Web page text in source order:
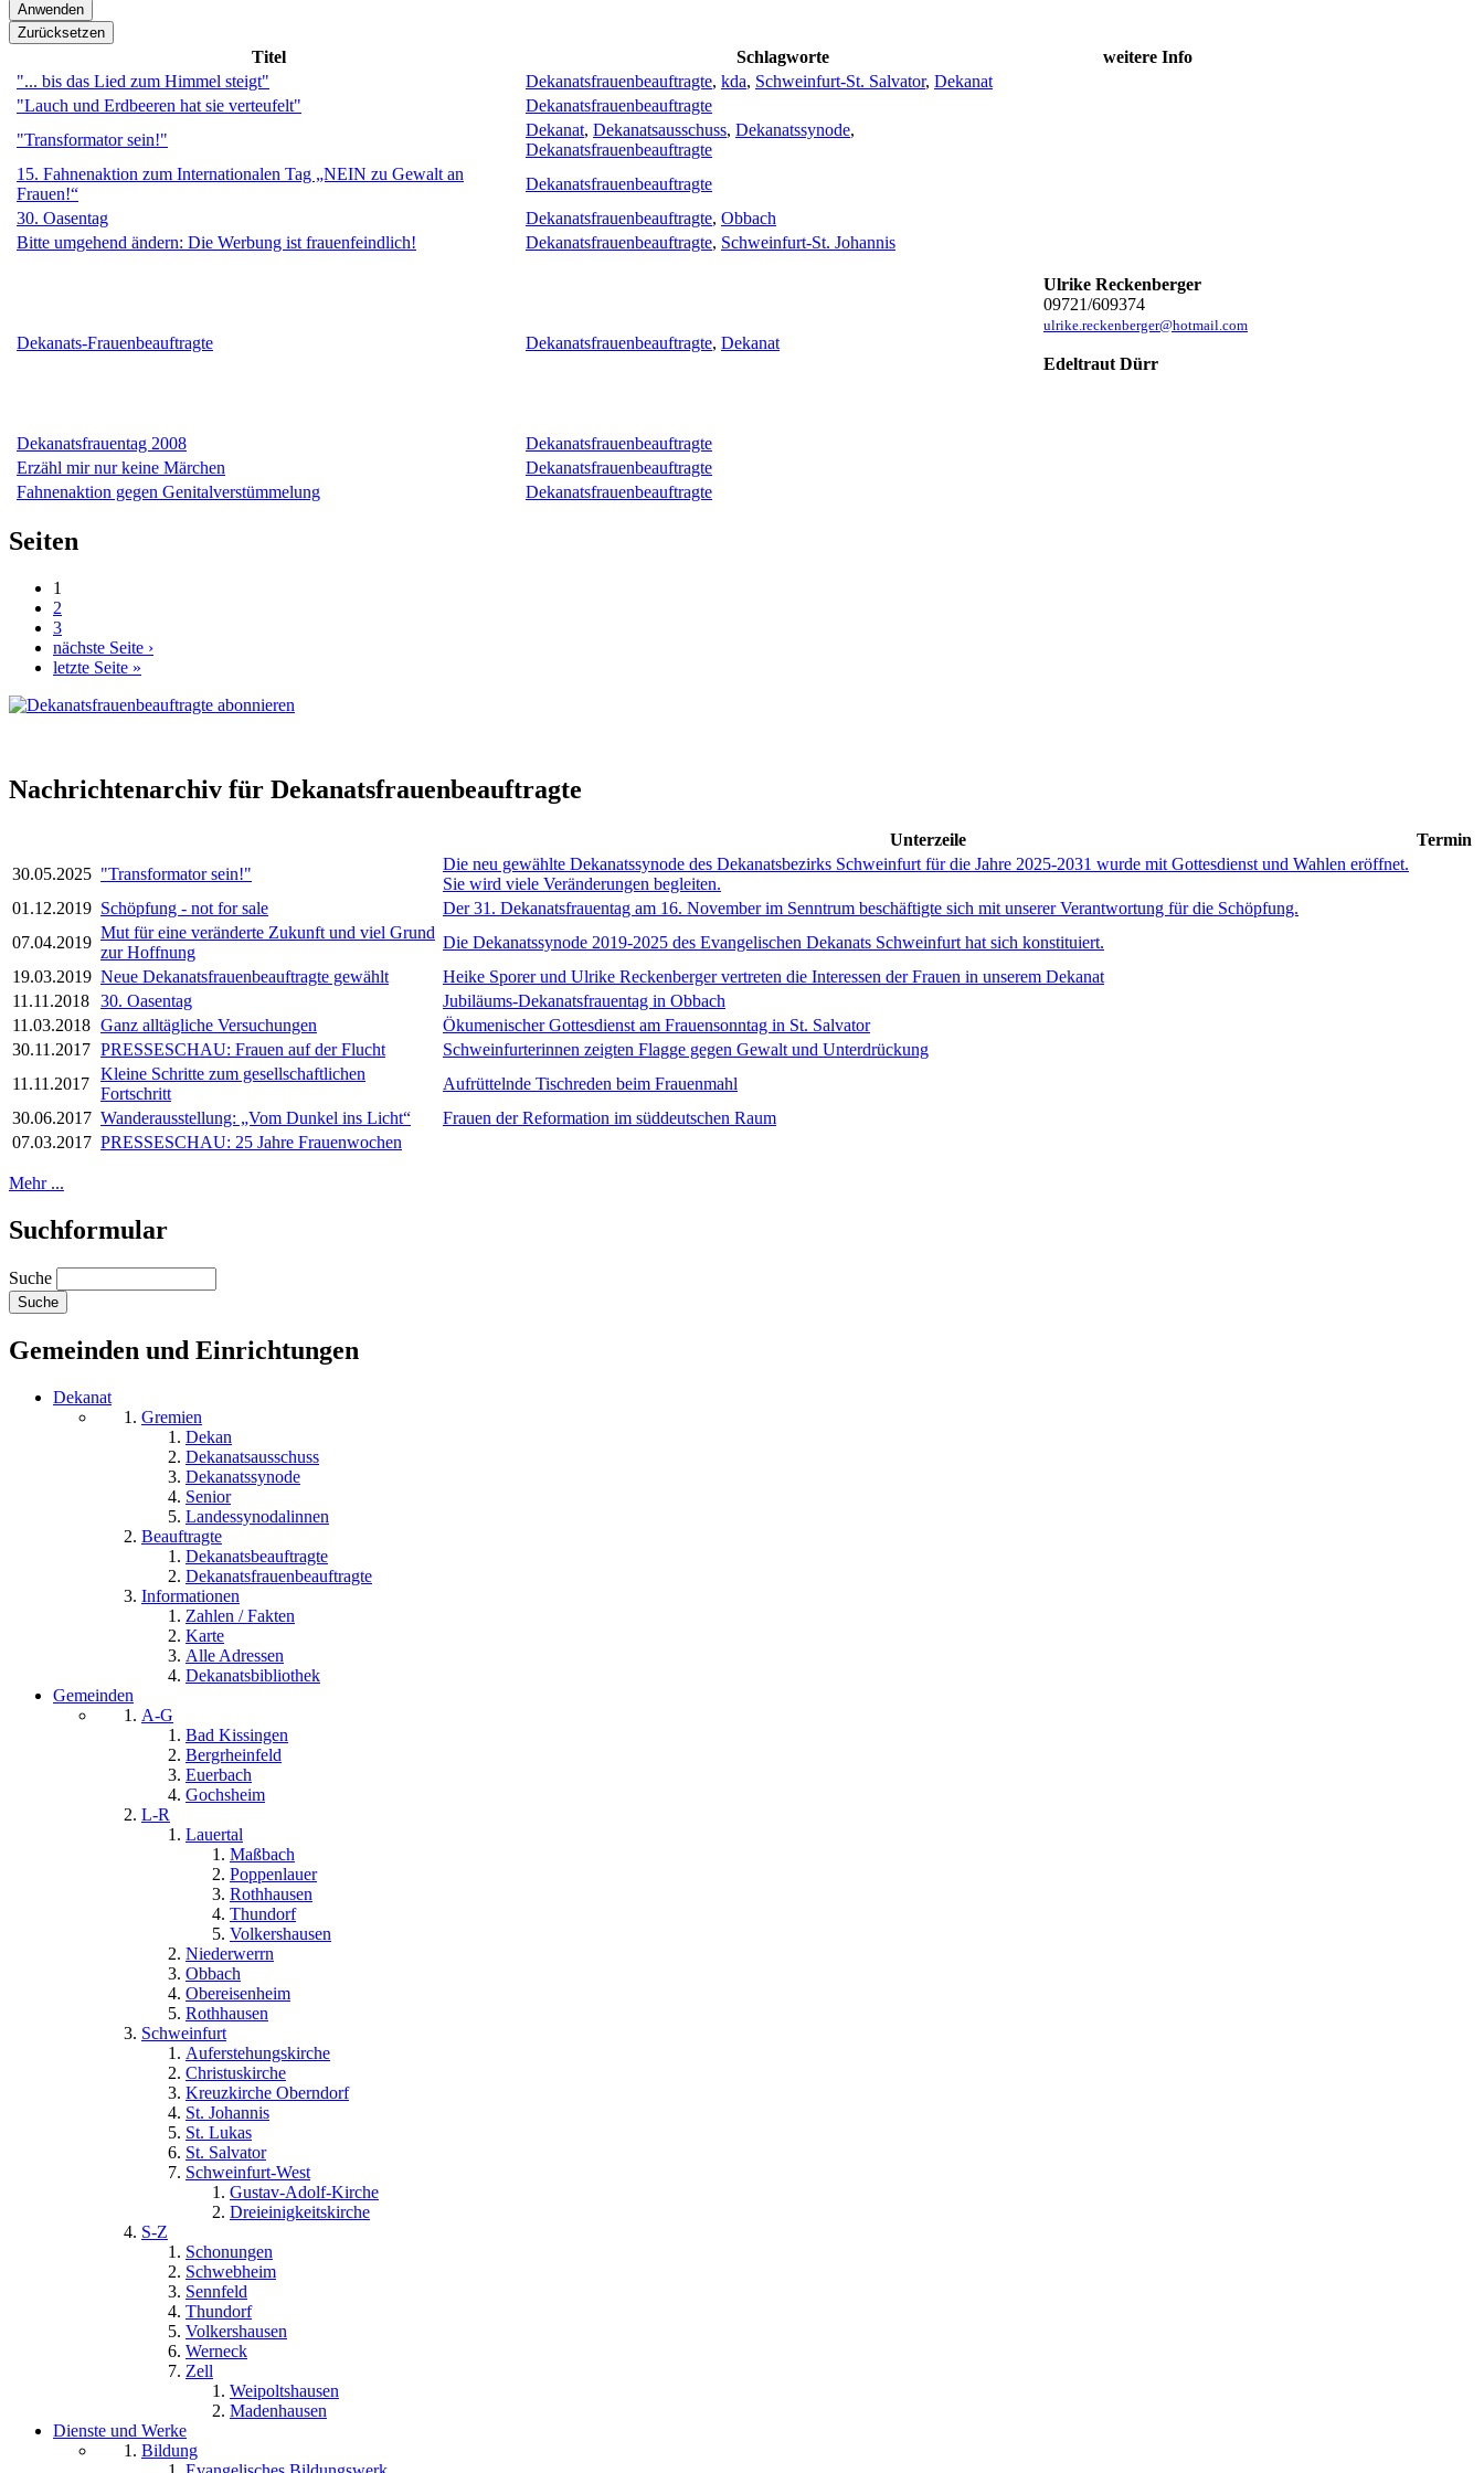
Titel Schlagworte
weitere Info
"... bis das Lied zum Himmel steigt"
Dekanatsfrauenbeauftragte, kda, Schweinfurt-St. Salvator, Dekanat
"Lauch und Erdbeeren hat sie verteufelt"
Dekanatsfrauenbeauftragte
"Transformator sein!"
Dekanat, Dekanatsausschuss, Dekanatssynode,
Dekanatsfrauenbeauftragte
15. Fahnenaktion zum Internationalen Tag „NEIN zu Gewalt an
Frauen!“
Dekanatsfrauenbeauftragte
30. Oasentag
Dekanatsfrauenbeauftragte, Obbach
Bitte umgehend ändern: Die Werbung ist frauenfeindlich!
Dekanatsfrauenbeauftragte, Schweinfurt-St. Johannis
Dekanats-Frauenbeauftragte Dekanatsfrauenbeauftragte, Dekanat
Ulrike Reckenberger
09721/609374
ulrike.reckenberger@hotmail.com
Edeltraut Dürr
Dekanatsfrauentag 2008
Dekanatsfrauenbeauftragte
Erzähl mir nur keine Märchen
Dekanatsfrauenbeauftragte
Fahnenaktion gegen Genitalverstümmelung
Dekanatsfrauenbeauftragte
Seiten
1
2
3
nächste Seite ›
letzte Seite »
Nachrichtenarchiv für Dekanatsfrauenbeauftragte
Unterzeile
Termin
30.05.2025 "Transformator sein!"
Die neu gewählte Dekanatssynode des Dekanatsbezirks Schweinfurt für die Jahre 2025-2031 wurde mit Gottesdienst und Wahlen eröffnet.
Sie wird viele Veränderungen begleiten.
01.12.2019 Schöpfung - not for sale
Der 31. Dekanatsfrauentag am 16. November im Senntrum beschäftigte sich mit unserer Verantwortung für die Schöpfung.
07.04.2019
Mut für eine veränderte Zukunft und viel Grund
zur Hoffnung
Die Dekanatssynode 2019-2025 des Evangelischen Dekanats Schweinfurt hat sich konstituiert.
19.03.2019 Neue Dekanatsfrauenbeauftragte gewählt
Heike Sporer und Ulrike Reckenberger vertreten die Interessen der Frauen in unserem Dekanat
11.11.2018 30. Oasentag
Jubiläums-Dekanatsfrauentag in Obbach
11.03.2018 Ganz alltägliche Versuchungen
Ökumenischer Gottesdienst am Frauensonntag in St. Salvator
30.11.2017 PRESSESCHAU: Frauen auf der Flucht
Schweinfurterinnen zeigten Flagge gegen Gewalt und Unterdrückung
11.11.2017
Kleine Schritte zum gesellschaftlichen
Fortschritt
Aufrüttelnde Tischreden beim Frauenmahl
30.06.2017 Wanderausstellung: „Vom Dunkel ins Licht“
Frauen der Reformation im süddeutschen Raum
07.03.2017 PRESSESCHAU: 25 Jahre Frauenwochen
Mehr ...
Suchformular
Suche
Gemeinden und Einrichtungen
Dekanat
Gremien
Dekan
Dekanatsausschuss
Dekanatssynode
Senior
Landessynodalinnen
Beauftragte
Dekanatsbeauftragte
Dekanatsfrauenbeauftragte
Informationen
Zahlen / Fakten
Karte
Alle Adressen
Dekanatsbibliothek
Gemeinden
A-G
Bad Kissingen
Bergrheinfeld
Euerbach
Gochsheim
L-R
Lauertal
Maßbach
Poppenlauer
Rothhausen
Thundorf
Volkershausen
Niederwerrn
Obbach
Obereisenheim
Rothhausen
Schweinfurt
Auferstehungskirche
Christuskirche
Kreuzkirche Oberndorf
St. Johannis
St. Lukas
St. Salvator
Schweinfurt-West
Gustav-Adolf-Kirche
Dreieinigkeitskirche
S-Z
Schonungen
Schwebheim
Sennfeld
Thundorf
Volkershausen
Werneck
Zell
Weipoltshausen
Madenhausen
Dienste und Werke
Bildung